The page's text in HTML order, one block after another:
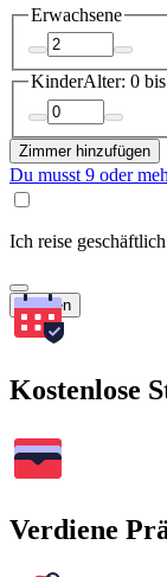
Erwachsene
KinderAlter: 0
Zimmer hinzufügen
Du musst 9 oder
Ich reise geschäftlich
Suchen
Kostenlose
Verdiene